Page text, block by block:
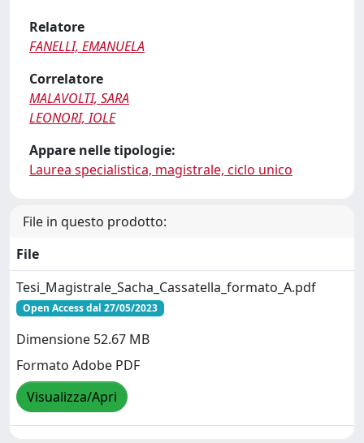
Relatore
FANELLI, EMANUELA
Correlatore
MALAVOLTI, SARA
LEONORI, IOLE
Appare nelle tipologie:
Laurea specialistica, magistrale, ciclo unico
File in questo prodotto:
File
Tesi_Magistrale_Sacha_Cassatella_formato_A.pdf
Open Access dal 27/05/2023
Dimensione 52.67 MB
Formato Adobe PDF
Visualizza/Apri